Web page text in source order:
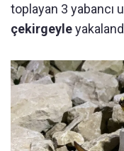
toplayan 3 yabancı
çekirgeyle